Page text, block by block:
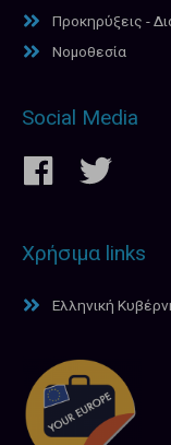
Προκηρύξεις -
Νομοθεσία
Social Media
Χρήσιμα links
Ελληνική